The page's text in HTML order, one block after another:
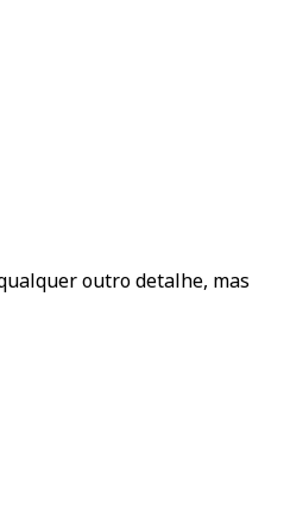
outro detalhe, mas